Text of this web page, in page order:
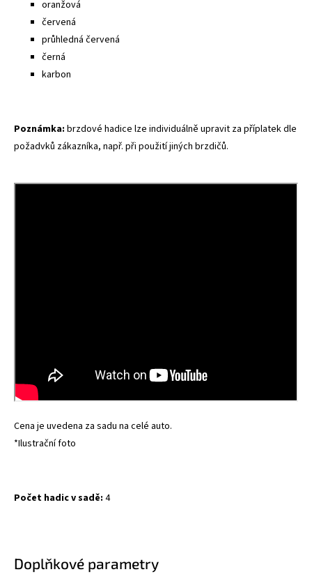
oranžová
červená
průhledná červená
černá
karbon
Poznámka: brzdové hadice lze individuálně upravit za příplatek dle
požadvků zákazníka, např. při použití jiných brzdičů.
Cena je uvedena za sadu na celé auto.
*Ilustrační foto
Počet hadic v sadě: 4
Doplňkové parametry